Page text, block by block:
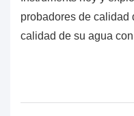
probadores de calidad
calidad de su agua con